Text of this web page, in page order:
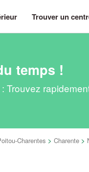
Trouver un
temps !
Trouvez
Charentes > Charente >